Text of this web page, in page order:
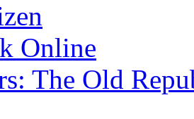
Online
The Old